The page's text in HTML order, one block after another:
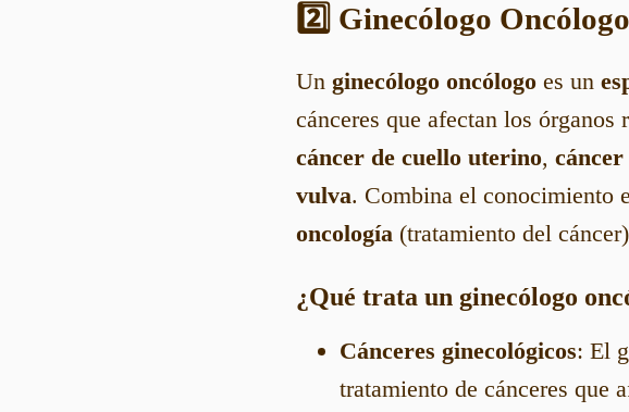
2️⃣ Ginecólogo Oncólogo
Un ginecólogo oncólogo es un
cánceres que afectan los
cáncer de cuello uterino,
vulva. Combina el conocimiento
oncología (tratamiento del
¿Qué trata un ginecólogo
Cánceres ginecológicos: El
tratamiento de cánceres que